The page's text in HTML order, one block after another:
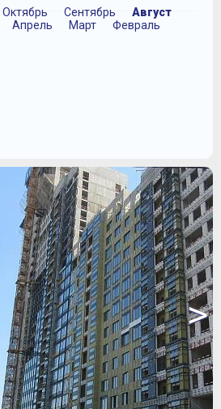
Октябрь Сентябрь
Август
Апрель Март Февраль
>